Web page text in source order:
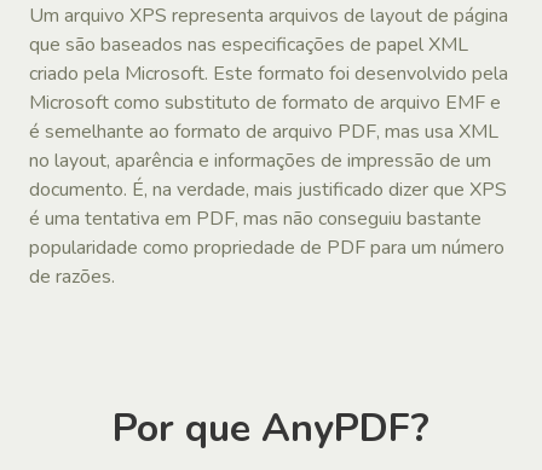
Um arquivo XPS representa arquivos de layout de página
que são baseados nas especificações de papel XML
criado pela Microsoft. Este formato foi desenvolvido pela
Microsoft como substituto de formato de arquivo EMF e
é semelhante ao formato de arquivo PDF, mas usa XML
no layout, aparência e informações de impressão de um
documento. É, na verdade, mais justificado dizer que XPS
é uma tentativa em PDF, mas não conseguiu bastante
popularidade como propriedade de PDF para um número
de razões.
Por que AnyPDF?